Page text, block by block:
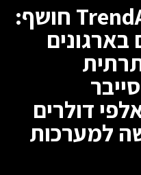
מחקר חדש של TrendAI חושף:
בארגונים
דולרים
למערכות